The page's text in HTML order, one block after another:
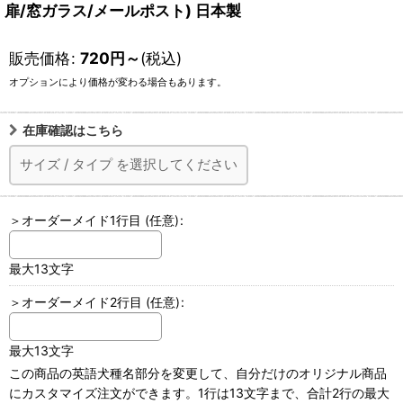
扉/窓ガラス/メールポスト) 日本製
販売価格: 720円～(税込)
オプションにより価格が変わる場合もあります。
在庫確認はこちら
サイズ / タイプ を選択してください
＞オーダーメイド1行目 (任意):
最大13文字
＞オーダーメイド2行目 (任意):
最大13文字
この商品の英語犬種名部分を変更して、自分だけのオリジナル商品
にカスタマイズ注文ができます。1行は13文字まで、合計2行の最大